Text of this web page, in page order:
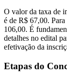
O valor da taxa de
é de R$ 67,00.
106,00. É
detalhes no edital
efetivação da
Etapas do